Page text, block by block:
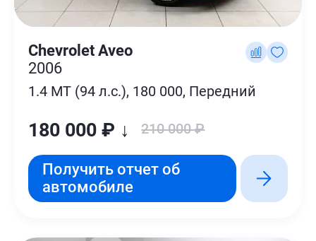
Chevrolet Aveo
2006
1.4 MT (94 л.с.), 180 000, Передний
180 000 ₽ ↓ 210 000 ₽
Получить отчет об
автомобиле